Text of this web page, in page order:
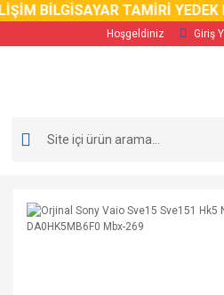
BİLGİSAYAR TAMİRİ YEDEK
Hoşgeldiniz Giriş